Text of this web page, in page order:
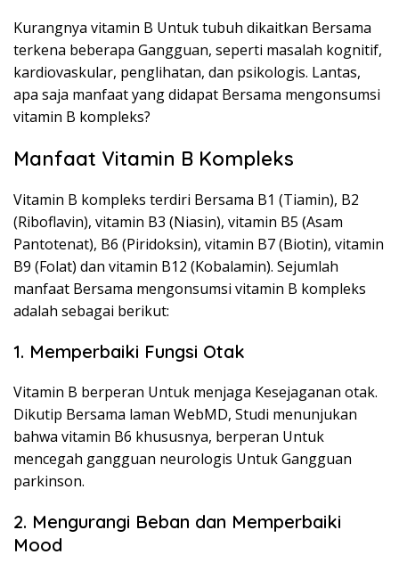
Kurangnya vitamin B Untuk tubuh dikaitkan Bersama
terkena beberapa Gangguan, seperti masalah kognitif,
kardiovaskular, penglihatan, dan psikologis. Lantas,
apa saja manfaat yang didapat Bersama mengonsumsi
vitamin B kompleks?
Manfaat Vitamin B Kompleks
Vitamin B kompleks terdiri Bersama B1 (Tiamin), B2
(Riboflavin), vitamin B3 (Niasin), vitamin B5 (Asam
Pantotenat), B6 (Piridoksin), vitamin B7 (Biotin), vitamin
B9 (Folat) dan vitamin B12 (Kobalamin). Sejumlah
manfaat Bersama mengonsumsi vitamin B kompleks
adalah sebagai berikut:
1. Memperbaiki Fungsi Otak
Vitamin B berperan Untuk menjaga Kesejaganan otak.
Dikutip Bersama laman WebMD, Studi menunjukan
bahwa vitamin B6 khususnya, berperan Untuk
mencegah gangguan neurologis Untuk Gangguan
parkinson.
2. Mengurangi Beban dan Memperbaiki
Mood